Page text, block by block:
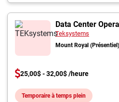
Data Center
Teksystems
Mount Royal (Présentiel)
25,00$ - 32,00$ /heure
Temporaire à temps plein